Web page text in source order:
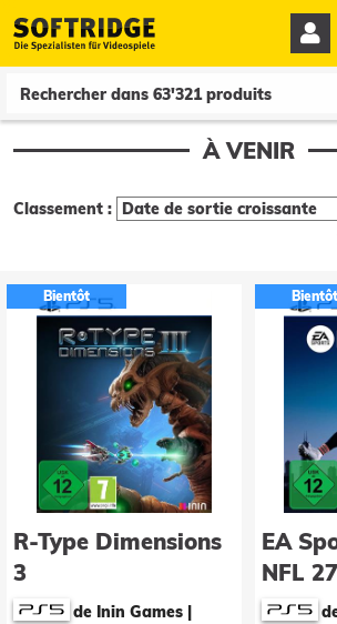

À VENIR
Classement :
Bientôt
R-Type Dimensions
3
de Inin Games |
Bientôt
EA
NFL 27